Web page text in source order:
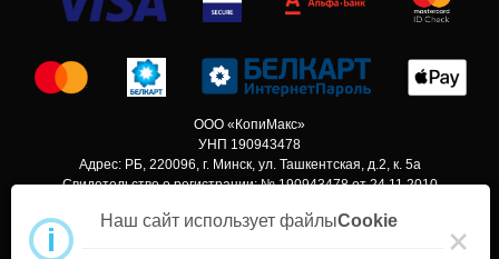
ООО «КопиМакс»
УНП 190943478
Адрес: РБ, 220096, г. Минск, ул. Ташкентская, д.2, к. 5а
Свидетельство о регистрации: № 190943478 от 24.11.2010
×
i
Наш сайт использует файлыCookie